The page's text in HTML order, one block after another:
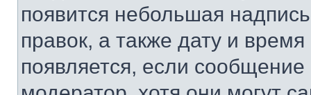
появится небольшая
правок, а также дату и
появляется, если